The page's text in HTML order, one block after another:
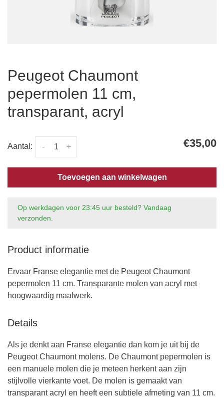
Peugeot Chaumont
pepermolen 11 cm,
transparant, acryl
Aantal: +
- €35,00
Toevoegen aan winkelwagen
Op werkdagen voor 23:45 uur besteld? Vandaag
verzonden.
Product informatie
Ervaar Franse elegantie met de Peugeot Chaumont
pepermolen 11 cm. Transparante molen van acryl met
hoogwaardig maalwerk.
Details
Als je denkt aan Franse elegantie dan kom je uit bij de
Peugeot Chaumont molens. De Chaumont pepermolen is
een manuele molen die je meteen herkent aan zijn
stijlvolle vierkante voet. De molen is gemaakt van
transparant acryl en heeft een subtiele afmeting van 11 cm.